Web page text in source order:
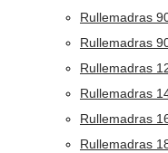
Rullemadras
Rullemadras
Rullemadras
Rullemadras
Rullemadras
Rullemadras